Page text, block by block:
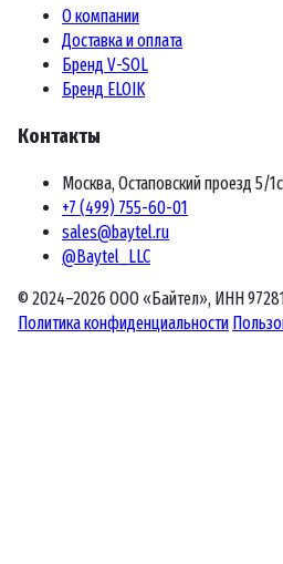
О компании
Доставка и оплата
Бренд V-SOL
Бренд ELOIK
Контакты
Москва, Остаповский проезд 5/
+7 (499) 755-60-01
sales@baytel.ru
@Baytel_LLC
© 2024–2026 ООО «Байтел», ИНН
Политика конфиденциальности